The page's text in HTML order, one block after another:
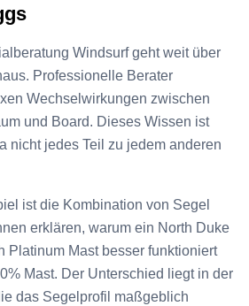
Windsurf geht weit über
Professionelle Berater
Wechselwirkungen zwischen
und Board. Dieses Wissen ist
nicht jedes Teil zu jedem anderen
ist die Kombination von Segel
erklären, warum ein North Duke
Platinum Mast besser funktioniert
Mast. Der Unterschied liegt in der
das Segelprofil maßgeblich